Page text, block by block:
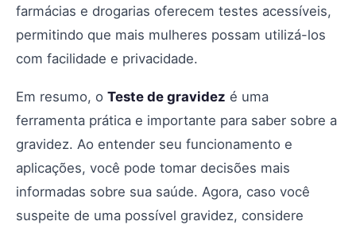
farmácias e drogarias oferecem testes acessíveis,
permitindo que mais mulheres possam utilizá-los
com facilidade e privacidade.
Em resumo, o Teste de gravidez é uma
ferramenta prática e importante para saber sobre a
gravidez. Ao entender seu funcionamento e
aplicações, você pode tomar decisões mais
informadas sobre sua saúde. Agora, caso você
suspeite de uma possível gravidez, considere